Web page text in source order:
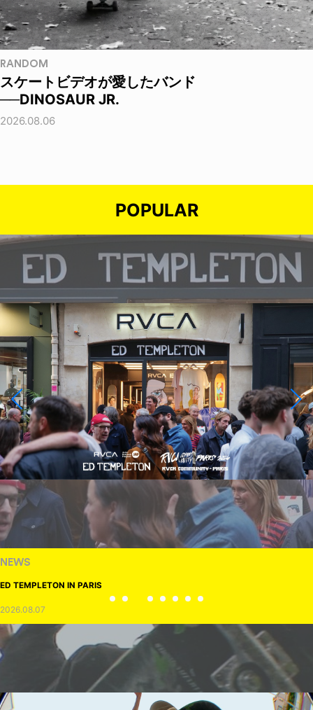
RANDOM
スケートビデオが愛したバンド
──DINOSAUR JR.
2026.08.06
POPULAR
NEWS
ED TEMPLETON IN PARIS
2026.08.07